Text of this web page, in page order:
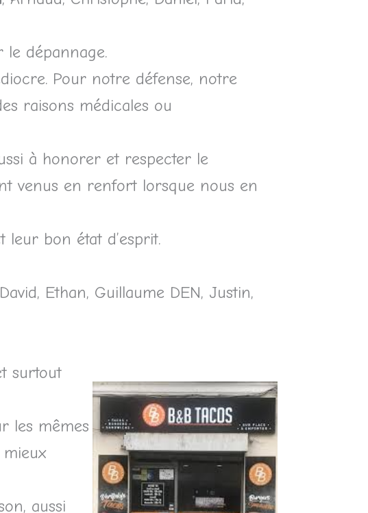
le dépannage.
Pour notre défense, notre
raisons médicales ou
à honorer et respecter le
venus en renfort lorsque nous en
bon état d’esprit.
David, Ethan, Guillaume DEN, Justin,
surtout
les mêmes
aussi